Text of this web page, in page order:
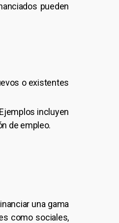
pueden
o existentes
incluyen
de empleo.
una gama
como sociales,